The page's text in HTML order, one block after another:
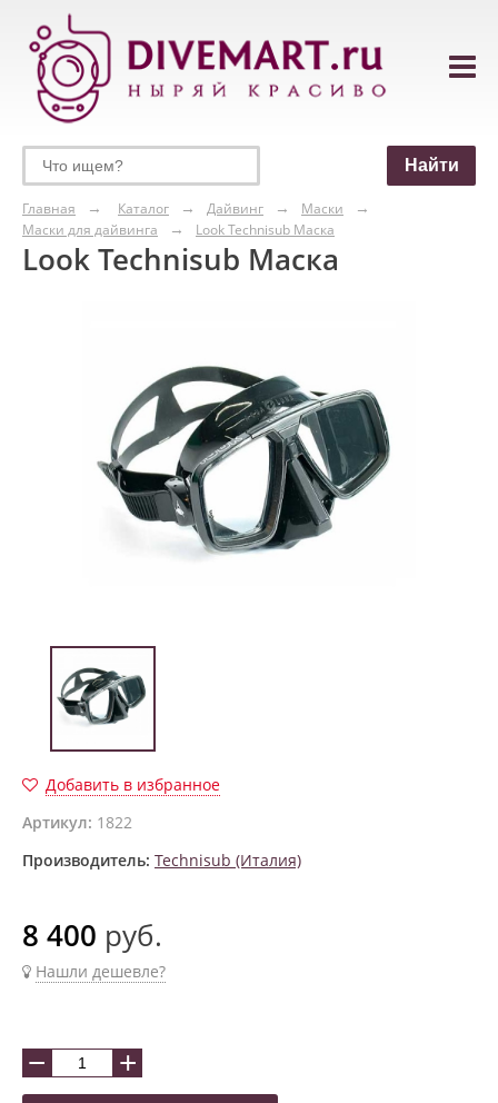
Главная Каталог Дайвинг
Маски
Маски для дайвинга
Look Technisub Маска
Look Technisub Маска
Добавить в избранное
Артикул: 1822
Производитель: Technisub (Италия)
8 400 руб.
Нашли дешевле?
− +